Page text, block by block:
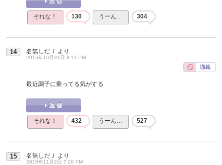
それな！ 130 うーん… 304
14 名無しだＪ より
2015年10月31日 8:11 PM
最近調子に乗ってる気がする
それな！ 432 うーん… 527
15 名無しだＪ より
2015年11月2日 7:26 PM